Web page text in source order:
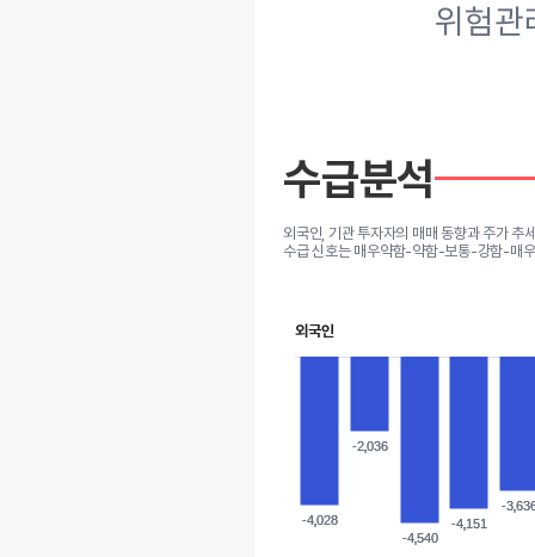
위험관
수급분석
외국인, 기관 투자자의 매매 동향과 주가 추
수급 신호는 매우약함-약함-보통-강함-매
외국인
-4,028
-4,028
-2,036
-2,036
-4,540
-4,540
-4,151
-4,151
--